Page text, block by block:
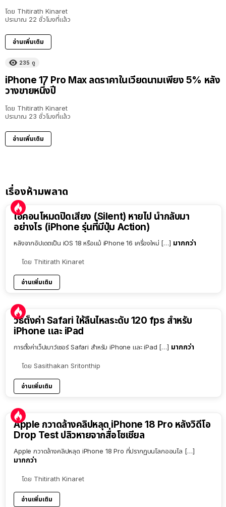
โดย Thitirath Kinaret
ประมาณ 22 ชั่วโมงที่แล้ว
อ่านเพิ่มเติม
235 ดู
iPhone 17 Pro Max ลดราคาในเวียดนามเพียง 5% หลัง
วางขายหนึ่งปี
โดย Thitirath Kinaret
ประมาณ 23 ชั่วโมงที่แล้ว
อ่านเพิ่มเติม
เรื่องห้ามพลาด
ไอคอนโหมดปิดเสียง (Silent) หายไป นำกลับมา
อย่างไร (iPhone รุ่นที่มีปุ่ม Action)
หลังจากอัปเดตเป็น iOS 18 หรือแม้ iPhone 16 เครื่องใหม่ […] มากกว่า
โดย Thitirath Kinaret
อ่านเพิ่มเติม
วิธีตั้งค่า Safari ให้ลื่นไหลระดับ 120 fps สำหรับ
iPhone และ iPad
การตั้งค่าเว็ปเบาว์เซอร์ Safari สำหรับ iPhone และ iPad […] มากกว่า
โดย Sasithakan Sritonthip
อ่านเพิ่มเติม
Apple กวาดล้างคลิปหลุด iPhone 18 Pro หลังวิดีโอ
Drop Test ปลิวหายจากสื่อโซเชียล
Apple กวาดล้างคลิปหลุด iPhone 18 Pro ที่ปรากฏบนโลกออนไล […]
มากกว่า
โดย Thitirath Kinaret
อ่านเพิ่มเติม